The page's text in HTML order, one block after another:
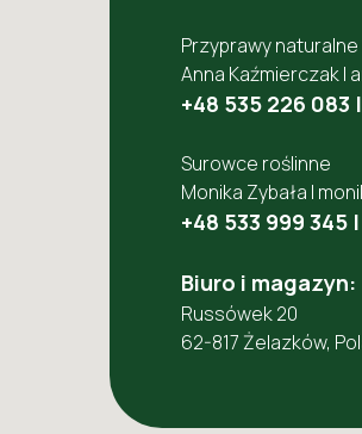
Przyprawy
Anna Kaźmierczak |
+48 535 226 083 |
Surowce roślinne
Monika Zybała |
+48 533 999 345 |
Biuro i magazyn:
Russówek 20
62-817 Żelazków,